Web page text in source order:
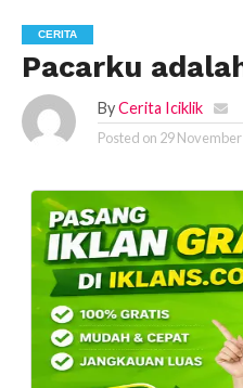
CERITA
Pacarku
By Cerita Iciklik
Posted on 29